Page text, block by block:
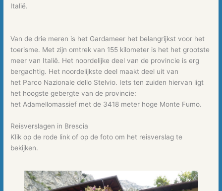
Italië.
Van de drie meren is het Gardameer het belangrijkst voor het
toerisme. Met zijn omtrek van 155 kilometer is het het grootste
meer van Italië. Het noordelijke deel van de provincie is erg
bergachtig. Het noordelijkste deel maakt deel uit van
het Parco Nazionale dello Stelvio. Iets ten zuiden hiervan ligt
het hoogste gebergte van de provincie:
het Adamellomassief met de 3418 meter hoge Monte Fumo.
Reisverslagen in Brescia
Klik op de rode link of op de foto om het reisverslag te
bekijken.